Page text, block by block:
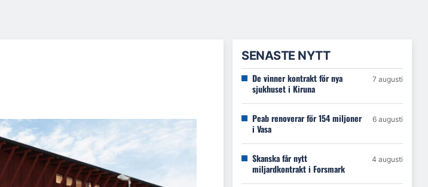
SENASTE NYTT
De vinner kontrakt för nya
sjukhuset i Kiruna
7 augusti
Peab renoverar för 154 miljoner
i Vasa
6 augusti
Skanska får nytt
miljardkontrakt i Forsmark
4 augusti